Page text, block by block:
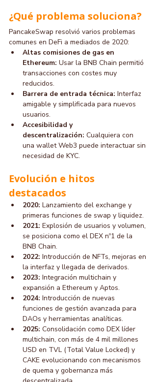
¿Qué problema soluciona?
PancakeSwap resolvió varios problemas
comunes en DeFi a mediados de 2020:
Altas comisiones de gas en
Ethereum: Usar la BNB Chain permitió
transacciones con costes muy
reducidos.
Barrera de entrada técnica: Interfaz
amigable y simplificada para nuevos
usuarios.
Accesibilidad y
descentralización: Cualquiera con
una wallet Web3 puede interactuar sin
necesidad de KYC.
Evolución e hitos
destacados
2020: Lanzamiento del exchange y
primeras funciones de swap y liquidez.
2021: Explosión de usuarios y volumen,
se posiciona como el DEX nº1 de la
BNB Chain.
2022: Introducción de NFTs, mejoras en
la interfaz y llegada de derivados.
2023: Integración multichain y
expansión a Ethereum y Aptos.
2024: Introducción de nuevas
funciones de gestión avanzada para
DAOs y herramientas analíticas.
2025: Consolidación como DEX líder
multichain, con más de 4 mil millones
USD en TVL (Total Value Locked) y
CAKE evolucionando con mecanismos
de quema y gobernanza más